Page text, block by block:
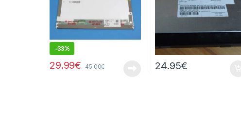
-33%
29.99€ 45.00€ 24.95€